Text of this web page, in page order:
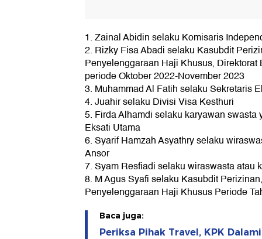
1. Zainal Abidin selaku Komisaris
2. Rizky Fisa Abadi selaku Kasubdit
Penyelenggaraan Haji Khusus,
periode Oktober 2022-November 2023
3. Muhammad Al Fatih selaku Sekretaris
4. Juahir selaku Divisi Visa Kesthuri
5. Firda Alhamdi selaku karyawan swasta
Eksati Utama
6. Syarif Hamzah Asyathry selaku
Ansor
7. Syam Resfiadi selaku wiraswasta atau
8. M Agus Syafi selaku Kasubdit
Penyelenggaraan Haji Khusus Periode
Baca juga:
Periksa Pihak Travel, KPK